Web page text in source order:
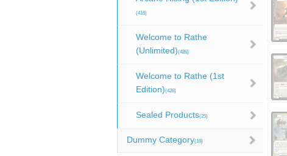
(416)
Welcome to Rathe
(Unlimited)(426)
Welcome to Rathe (1st
Edition)(426)
Sealed Products(25)
Dummy Category(16)